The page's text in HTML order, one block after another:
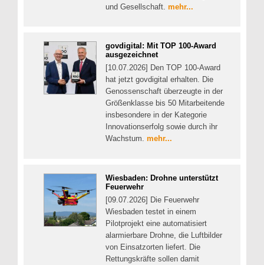
und Gesellschaft. mehr...
govdigital: Mit TOP 100-Award
ausgezeichnet
[10.07.2026] Den TOP 100-Award
hat jetzt govdigital erhalten. Die
Genossenschaft überzeugte in der
Größenklasse bis 50 Mitarbeitende
insbesondere in der Kategorie
Innovationserfolg sowie durch ihr
Wachstum. mehr...
Wiesbaden: Drohne unterstützt
Feuerwehr
[09.07.2026] Die Feuerwehr
Wiesbaden testet in einem
Pilotprojekt eine automatisiert
alarmierbare Drohne, die Luftbilder
von Einsatzorten liefert. Die
Rettungskräfte sollen damit